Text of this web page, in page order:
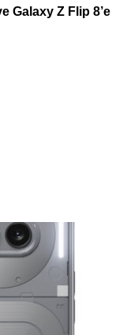
Galaxy Z Flip 8’e